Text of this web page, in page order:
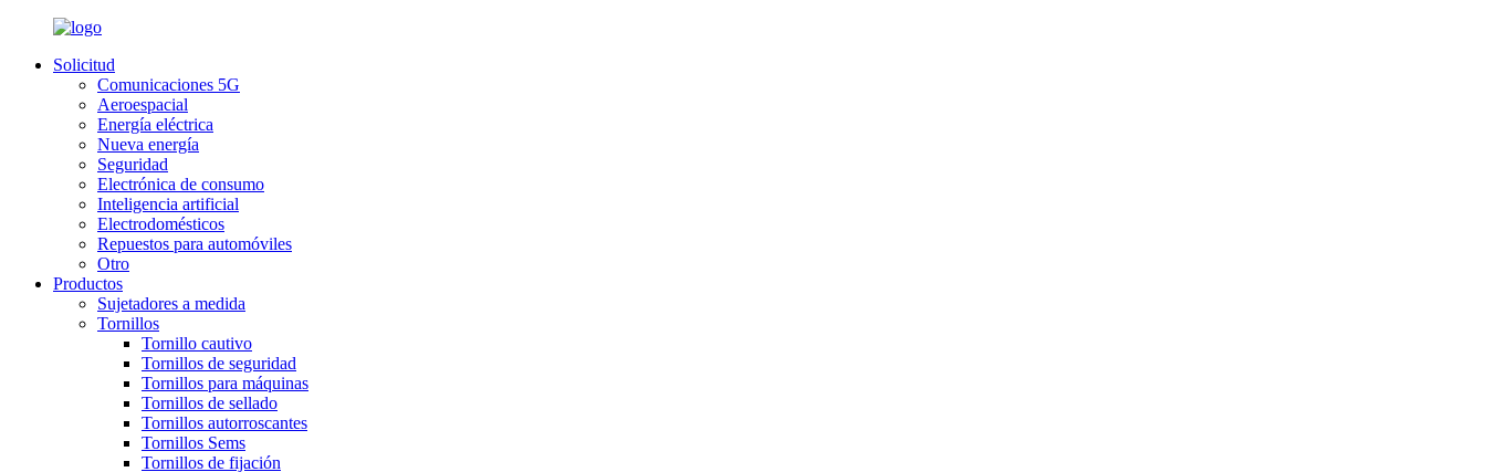
Solicitud
Comunicaciones 5G
Aeroespacial
Energía eléctrica
Nueva energía
Seguridad
Electrónica de consumo
Inteligencia artificial
Electrodomésticos
Repuestos para automóviles
Otro
Productos
Sujetadores a medida
Tornillos
Tornillo cautivo
Tornillos de seguridad
Tornillos para máquinas
Tornillos de sellado
Tornillos autorroscantes
Tornillos Sems
Tornillos de fijación